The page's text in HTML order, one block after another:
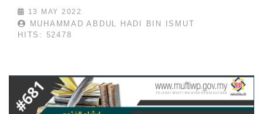
13 MAY 2022
MUHAMMAD ABDUL HADI BIN ISMUT
HITS: 52478